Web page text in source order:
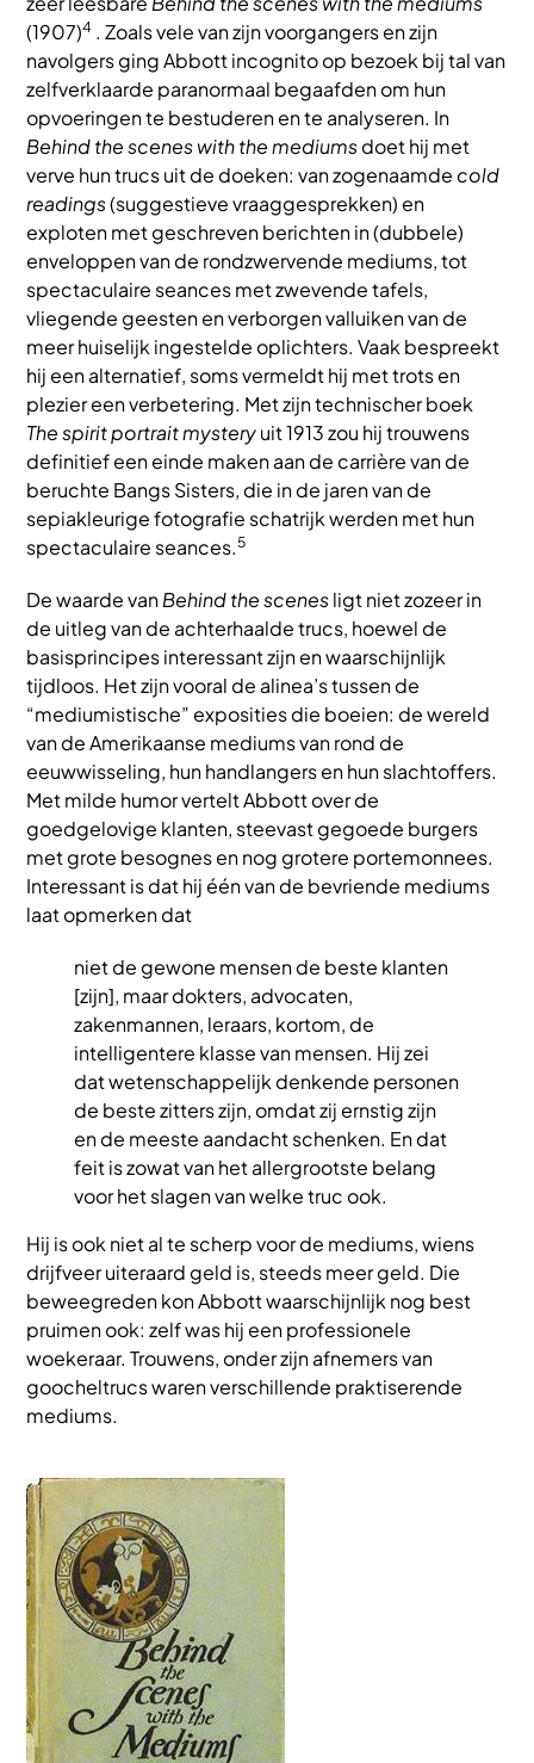
(1907)4 . Zoals vele van zijn voorgangers en zijn
navolgers ging Abbott incognito op bezoek bij tal van
zelfverklaarde paranormaal begaafden om hun
opvoeringen te bestuderen en te analyseren. In
Behind the scenes with the mediumsdoet hij met
verve hun trucs uit de doeken: van zogenaamde cold
readings(suggestieve vraaggesprekken) en
exploten met geschreven berichten in (dubbele)
enveloppen van de rondzwervende mediums, tot
spectaculaire seances met zwevende tafels,
vliegende geesten en verborgen valluiken van de
meer huiselijk ingestelde oplichters. Vaak bespreekt
hij een alternatief, soms vermeldt hij met trots en
plezier een verbetering. Met zijn technischer boek
The spirit portrait mysteryuit 1913 zou hij trouwens
definitief een einde maken aan de carrière van de
beruchte Bangs Sisters, die in de jaren van de
sepiakleurige fotografie schatrijk werden met hun
spectaculaire seances.5
De waarde vanBehind the scenesligt niet zozeer in
de uitleg van de achterhaalde trucs, hoewel de
basisprincipes interessant zijn en waarschijnlijk
tijdloos. Het zijn vooral de alinea’s tussen de
“mediumistische” exposities die boeien: de wereld
van de Amerikaanse mediums van rond de
eeuwwisseling, hun handlangers en hun slachtoffers.
Met milde humor vertelt Abbott over de
goedgelovige klanten, steevast gegoede burgers
met grote besognes en nog grotere portemonnees.
Interessant is dat hij één van de bevriende mediums
laat opmerken dat
niet de gewone mensen de beste klanten
[zijn], maar dokters, advocaten,
zakenmannen, leraars, kortom, de
intelligentere klasse van mensen. Hij zei
dat wetenschappelijk denkende personen
de beste zitters zijn, omdat zij ernstig zijn
en de meeste aandacht schenken. En dat
feit is zowat van het allergrootste belang
voor het slagen van welke truc ook.
Hij is ook niet al te scherp voor de mediums, wiens
drijfveer uiteraard geld is, steeds meer geld. Die
beweegreden kon Abbott waarschijnlijk nog best
pruimen ook: zelf was hij een professionele
woekeraar. Trouwens, onder zijn afnemers van
goocheltrucs waren verschillende praktiserende
mediums.
Afbeelding